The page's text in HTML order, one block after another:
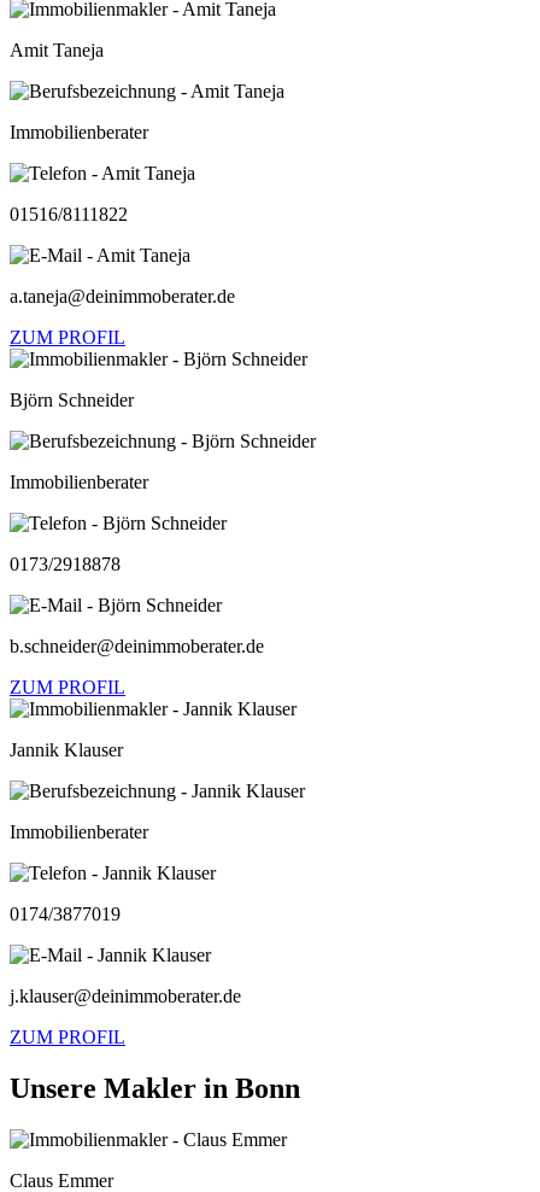
Amit Taneja
Immobilienberater
01516/8111822
a.taneja@deinimmoberater.de
ZUM PROFIL
Björn Schneider
Immobilienberater
0173/2918878
b.schneider@deinimmoberater.de
ZUM PROFIL
Jannik Klauser
Immobilienberater
0174/3877019
j.klauser@deinimmoberater.de
ZUM PROFIL
Unsere Makler in Bonn
Claus Emmer